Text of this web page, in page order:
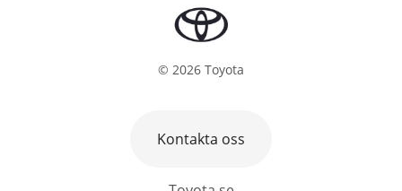
© 2026 Toyota
Kontakta oss